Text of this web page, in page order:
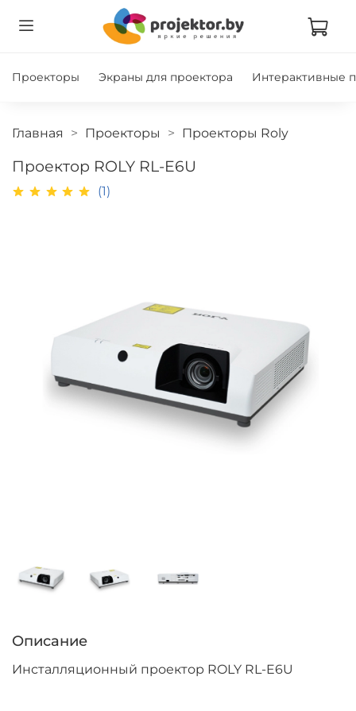
Проекторы Экраны для проектора Интерактивные
Главная Проекторы Проекторы Roly
Проектор ROLY RL-E6U
(1)
Описание
Инсталляционный проектор ROLY RL-E6U